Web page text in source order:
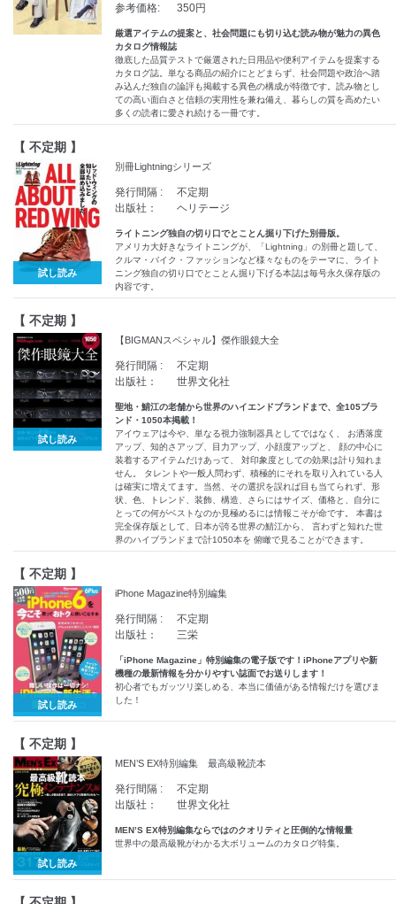
参考価格:
350円
厳選アイテムの提案と、社会問題にも切り込む読み物が魅力の異色
カタログ情報誌
徹底した品質テストで厳選された日用品や便利アイテムを提案する
カタログ誌。単なる商品の紹介にとどまらず、社会問題や政治へ踏
み込んだ独自の論評も掲載する異色の構成が特徴です。読み物とし
ての高い面白さと信頼の実用性を兼ね備え、暮らしの質を高めたい
多くの読者に愛され続ける一冊です。
【 不定期 】
試し読み
別冊Lightningシリーズ
発行間隔 :
不定期
出版社：
ヘリテージ
ライトニング独自の切り口でとことん掘り下げた別冊版。
アメリカ大好きなライトニングが、「Lightning」の別冊と題して、
クルマ・バイク・ファッションなど様々なものをテーマに、ライト
ニング独自の切り口でとことん掘り下げる本誌は毎号永久保存版の
内容です。
【 不定期 】
試し読み
【BIGMANスペシャル】傑作眼鏡大全
発行間隔 :
不定期
出版社：
世界文化社
聖地・鯖江の老舗から世界のハイエンドブランドまで、全105ブラ
ンド・1050本掲載！
アイウェアは今や、単なる視力強制器具としてではなく、 お洒落度
アップ、知的さアップ、目力アップ、小顔度アップと、 顔の中心に
装着するアイテムだけあって、 対印象度としての効果は計り知れま
せん。 タレントや一般人問わず、積極的にそれを取り入れている人
は確実に増えてます。当然、その選択を誤れば目も当てられず、形
状、色、トレンド、装飾、構造、さらにはサイズ、価格と、自分に
とっての何がベストなのか見極めるには情報こそが命です。 本書は
完全保存版として、日本が誇る世界の鯖江から、 言わずと知れた世
界のハイブランドまで計1050本を 俯瞰で見ることができます。
【 不定期 】
試し読み
iPhone Magazine特別編集
発行間隔 :
不定期
出版社：
三栄
「iPhone Magazine」特別編集の電子版です！iPhoneアプリや新
機種の最新情報を分かりやすい誌面でお送りします！
初心者でもガッツリ楽しめる、本当に価値がある情報だけを選びま
した！
【 不定期 】
試し読み
MEN’S EX特別編集 最高級靴読本
発行間隔 :
不定期
出版社：
世界文化社
MEN’S EX特別編集ならではのクオリティと圧倒的な情報量
世界中の最高級靴がわかる大ボリュームのカタログ特集。